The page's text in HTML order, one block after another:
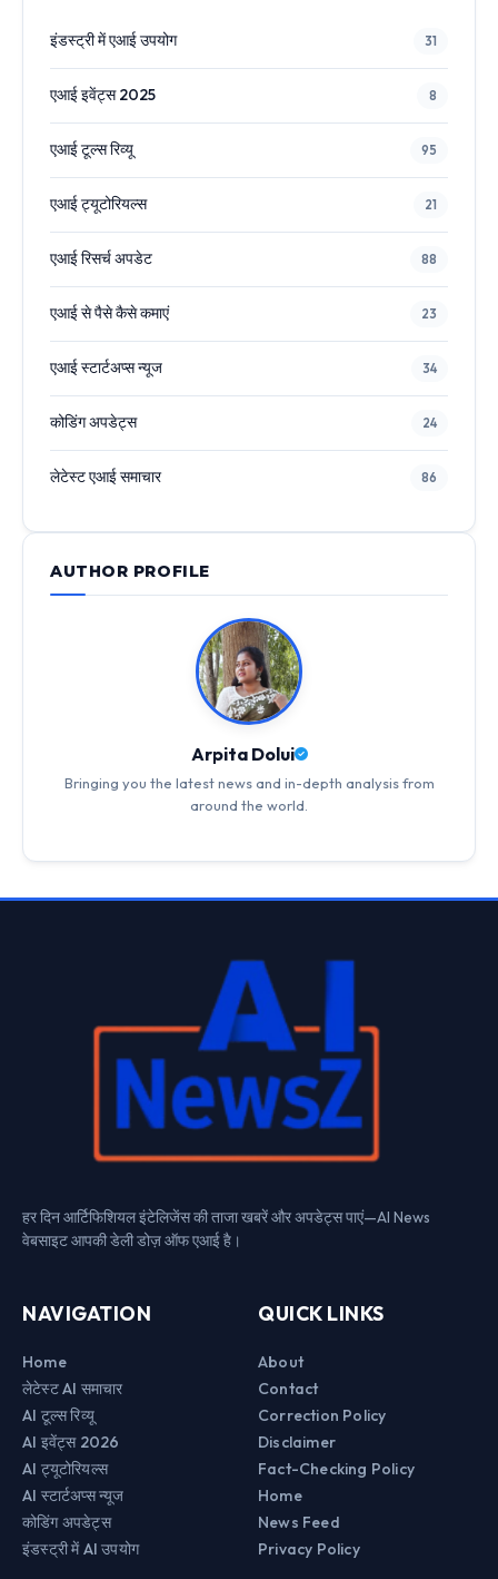
इंडस्ट्री में एआई उपयोग 31
एआई इवेंट्स 2025 8
एआई टूल्स रिव्यू 95
एआई ट्यूटोरियल्स 21
एआई रिसर्च अपडेट 88
एआई से पैसे कैसे कमाएं 23
एआई स्टार्टअप्स न्यूज 34
कोडिंग अपडेट्स 24
लेटेस्ट एआई समाचार 86
AUTHOR PROFILE
Arpita Dolui
Bringing you the latest news and in-depth analysis from
around the world.
हर दिन आर्टिफिशियल इंटेलिजेंस की ताजा खबरें और अपडेट्स पाएं—AI News
वेबसाइट आपकी डेली डोज़ ऑफ एआई है।
NAVIGATION
Home
लेटेस्ट AI समाचार
AI टूल्स रिव्यू
AI इवेंट्स 2026
AI ट्यूटोरियल्स
AI स्टार्टअप्स न्यूज
कोडिंग अपडेट्स
इंडस्ट्री में AI उपयोग
QUICK LINKS
About
Contact
Correction Policy
Disclaimer
Fact-Checking Policy
Home
News Feed
Privacy Policy